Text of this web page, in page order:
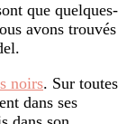
que quelques-
avons trouvés
noirs. Sur toutes
dans ses